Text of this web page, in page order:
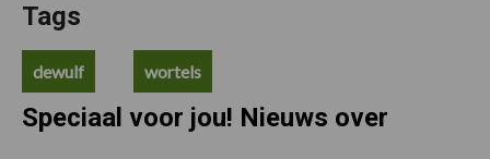
Tags
dewulf wortels
Speciaal voor jou! Nieuws over